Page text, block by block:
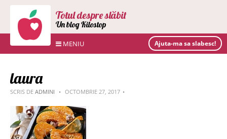
Totul despre slăbit
Un blog Kilostop
MENIU Ajuta-ma sa slabesc!
laura
SCRIS DE ADMINI OCTOMBRIE 27, 2017